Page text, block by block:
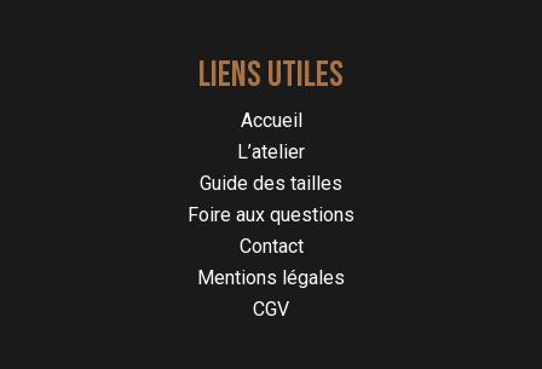
LIENS UTILES
Accueil
L’atelier
Guide des tailles
Foire aux questions
Contact
Mentions légales
CGV